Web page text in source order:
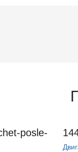
posle-